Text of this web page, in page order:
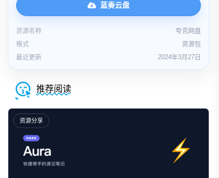
蓝奏云盘
资源名称
夸克网盘
格式
资源包
最近更新
2024年3月27日
推荐阅读
资源分享